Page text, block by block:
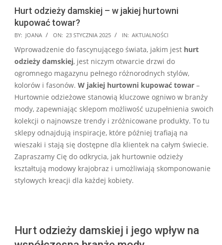
Hurt odzieży damskiej – w jakiej hurtowni
kupować towar?
2025-
01-
23
BY: JOANA ON: 23 STYCZNIA 2025 IN: AKTUALNOŚCI
Wprowadzenie do fascynującego świata, jakim jest hurt
odzieży damskiej, jest niczym otwarcie drzwi do
ogromnego magazynu pełnego różnorodnych stylów,
kolorów i fasonów. W jakiej hurtowni kupować towar –
Hurtownie odzieżowe stanowią kluczowe ogniwo w branży
mody, zapewniając sklepom możliwość uzupełnienia swoich
kolekcji o najnowsze trendy i zróżnicowane produkty. To tu
sklepy odnajdują inspiracje, które później trafiają na
wieszaki i stają się dostępne dla klientek na całym świecie.
Zapraszamy Cię do odkrycia, jak hurtownie odzieży
kształtują modowy krajobraz i umożliwiają skomponowanie
stylowych kreacji dla każdej kobiety.
Hurt odzieży damskiej i jego wpływ na